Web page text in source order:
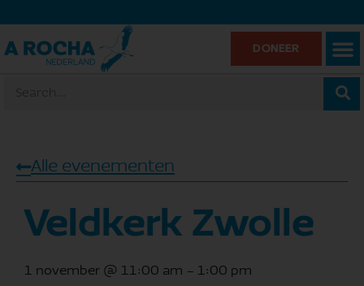
DONEER
Alle evenementen
Veldkerk Zwolle
1 november @ 11:00 am - 1:00 pm